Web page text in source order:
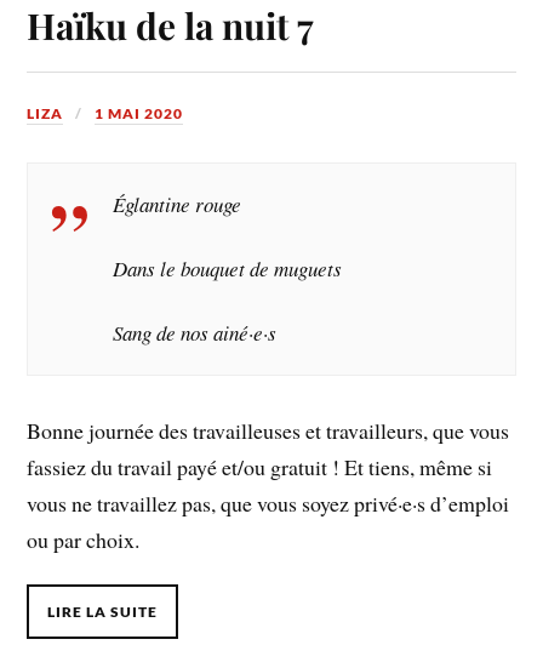
Haïku de la nuit 7
LIZA 1 MAI 2020
Églantine rouge
Dans le bouquet de muguets
Sang de nos ainé·e·s
Bonne journée des travailleuses et travailleurs, que vous
fassiez du travail payé et/ou gratuit ! Et tiens, même si
vous ne travaillez pas, que vous soyez privé·e·s d’emploi
ou par choix.
LIRE LA SUITE